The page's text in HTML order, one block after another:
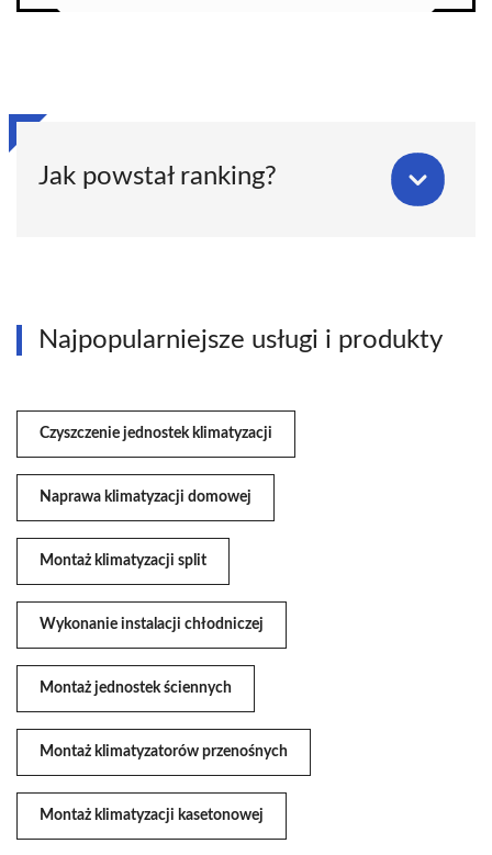
Jak powstał ranking?
Najpopularniejsze usługi i produkty
Czyszczenie jednostek klimatyzacji
Naprawa klimatyzacji domowej
Montaż klimatyzacji split
Wykonanie instalacji chłodniczej
Montaż jednostek ściennych
Montaż klimatyzatorów przenośnych
Montaż klimatyzacji kasetonowej